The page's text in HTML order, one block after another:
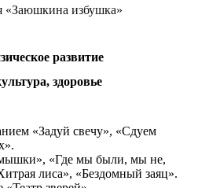
«Заюшкина избушка»
развитие
здоровье
«Задуй свечу», «Сдуем
«Где мы были, мы не,
лиса», «Бездомный заяц».